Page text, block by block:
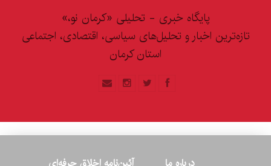
پایگاه خبری - تحلیلی «کرمان نو،»
تازه‌ترین اخبار و تحلیل‌های سیاسی، اقتصادی، اجتماعی
استان کرمان